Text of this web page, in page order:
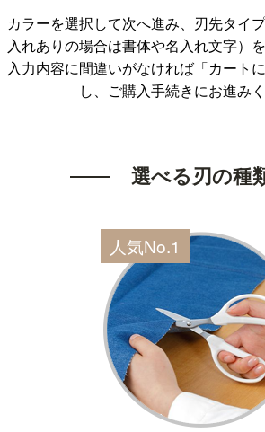
カラーを選択して次へ進み、刃先タイ
入れありの場合は書体や名入れ文字）
入力内容に間違いがなければ「カート
し、ご購入手続きにお進みく
選べる刃の種